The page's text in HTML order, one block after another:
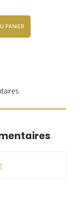
PANIER